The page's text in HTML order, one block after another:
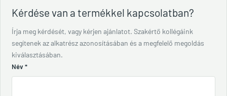
Kérdése van a termékkel kapcsolatban?
Írja meg kérdését, vagy kérjen ajánlatot. Szakértő kollégáink
segítenek az alkatrész azonosításában és a megfelelő megoldás
kiválasztásában.
Név *